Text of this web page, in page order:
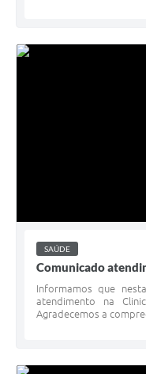
SAÚDE
Comunicado
Informamos que
atendimento na
Agradecemos a